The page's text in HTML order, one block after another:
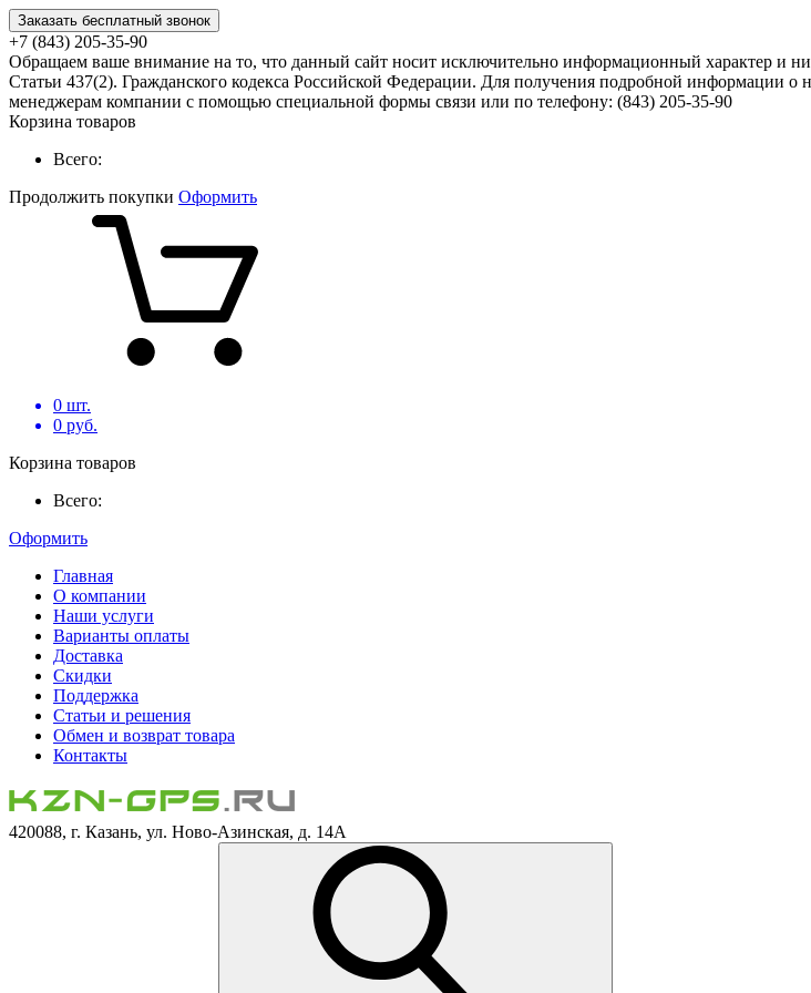
Заказать бесплатный звонок
+7 (843) 205-35-90
Обращаем ваше внимание на то, что данный сайт носит исключительно информационный характер и
Статьи 437(2). Гражданского кодекса Российской Федерации. Для получения подробной информации о
менеджерам компании с помощью специальной формы связи или по телефону: (843) 205-35-90
Корзина товаров
Всего:
Продолжить покупки Оформить
0 шт.
0 руб.
Корзина товаров
Всего:
Оформить
Главная
О компании
Наши услуги
Варианты оплаты
Доставка
Скидки
Поддержка
Статьи и решения
Обмен и возврат товара
Контакты
420088, г. Казань, ул. Ново-Азинская, д. 14А